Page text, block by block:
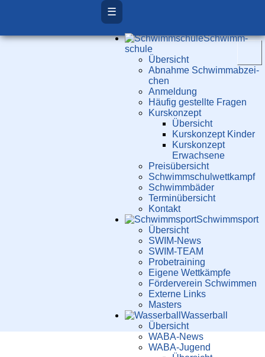
☰
Schwimm­
schule
Übersicht
Ab­nah­me Schwimm­ab­zei­
chen
Anmeldung
Häufig gestellte Fragen
Kurs­konzept
Übersicht
Kurskonzept Kinder
Kurskonzept
Erwachsene
Preis­über­sicht
Schwimm­schul­wett­kampf
Schwimm­bäder
Terminübersicht
Kontakt
Schwimm­sport
Übersicht
SWIM-News
SWIM-TEAM
Probe­training
Eigene Wettkämpfe
Förderverein Schwimmen
Externe Links
Masters
Wasser­ball
Übersicht
WABA-News
WABA-Jugend